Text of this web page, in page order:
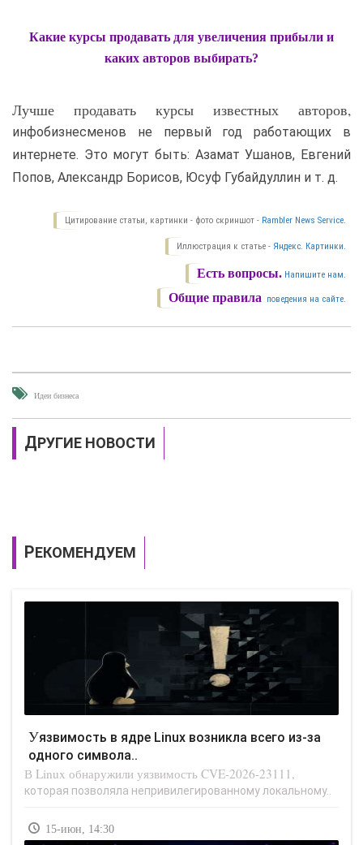
Какие курсы продавать для увеличения прибыли и
каких авторов выбирать?
Лучше продавать курсы известных авторов,
инфобизнесменов не первый год работающих в
интернете. Это могут быть: Азамат Ушанов, Евгений
Попов, Александр Борисов, Юсуф Губайдуллин и т. д.
Цитирование статьи, картинки - фото скриншот - Rambler News Service.
Иллюстрация к статье - Яндекс. Картинки.
Есть вопросы. Напишите нам.
Общие правила поведения на сайте.
Идеи бизнеса
ДРУГИЕ НОВОСТИ
РЕКОМЕНДУЕМ
Уязвимость в ядре Linux возникла всего из-за
одного символа..
В Linux обнаружили уязвимость CVE-2026-23111,
которая позволяла непривилегированному локальному..
15-июн, 14:30